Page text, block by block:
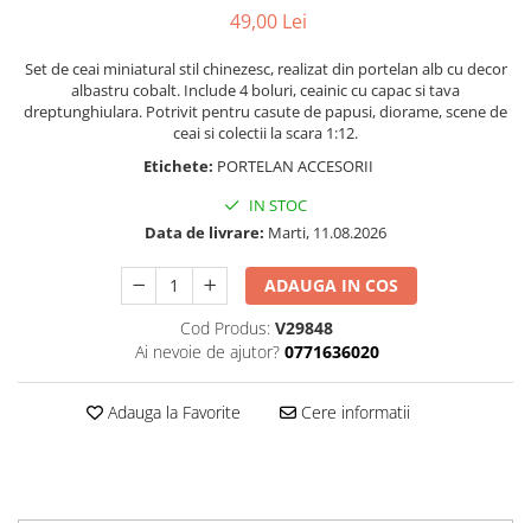
Materiale constructie miniaturale
Decoratiuni miniaturale
Decor exterior
Decor interior miniatural
Plante si Flori miniaturale
Bauturi miniaturale
Mancare miniaturala
Figurine miniaturale
Casute de papusi
49,00 Lei
Set de ceai miniatural stil chinezesc, realizat din portelan alb cu decor
albastru cobalt. Include 4 boluri, ceainic cu capac si tava
dreptunghiulara. Potrivit pentru casute de papusi, diorame, scene de
ceai si colectii la scara 1:12.
Etichete: PORTELAN ACCESORII
IN STOC
Data de livrare: Marti, 11.08.2026
ADAUGA IN COS
Cod Produs: V29848
Ai nevoie de ajutor? 0771636020
Adauga la Favorite Cere informatii